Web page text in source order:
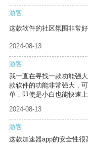
游客
这款软件的社区氛围非常
2024-08-13
游客
我一直在寻找一款功能强
款软件的功能非常强大，
单，即使是小白也能快速上
2024-08-13
游客
这款加速器app的安全性